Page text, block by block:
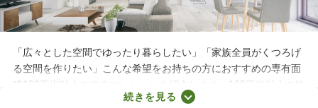
「広々とした空間でゆったり暮らしたい」「家族全員がくつろげ
る空間を作りたい」こんな希望をお持ちの方におすすめの専有面
積100平米以上の中古マンションを紹介します。100平米以上の物
件は、4人家族がゆったり暮らす広さとして最適。立地や物件設
続きを見る